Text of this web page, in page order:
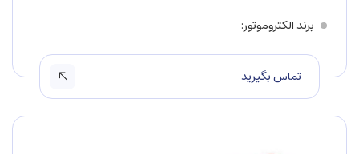
برند الکتروموتور
تماس بگیرید